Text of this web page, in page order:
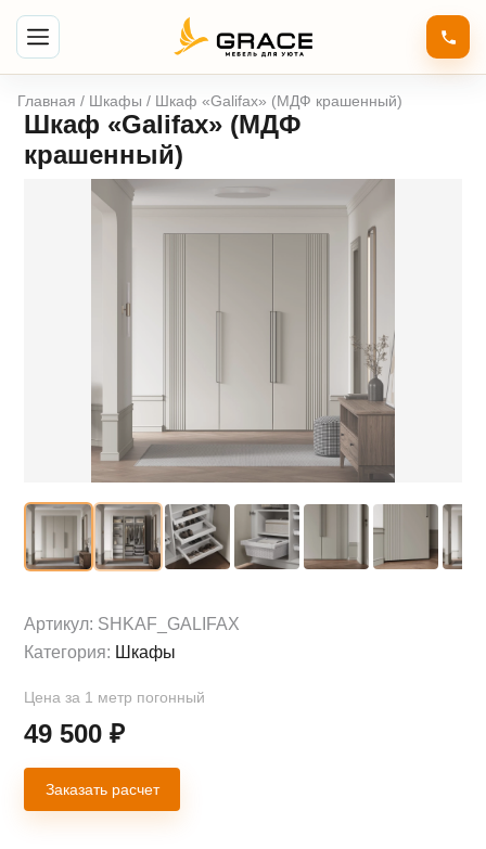
Главная / Шкафы / Шкаф «Galifax» (МДФ крашенный)
Шкаф «Galifax» (МДФ
крашенный)
Артикул: SHKAF_GALIFAX
Категория: Шкафы
Цена за 1 метр погонный
49 500₽
Заказать расчет